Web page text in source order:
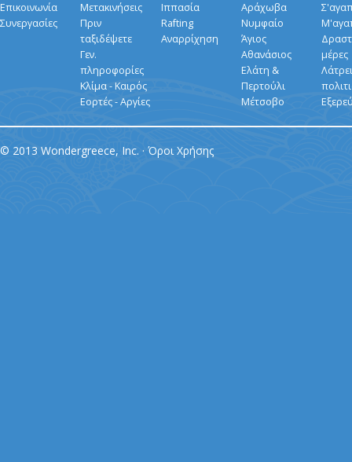
Επικοινωνία
Συνεργασίες
Μετακινήσεις
Πριν
ταξιδέψετε
Γεν.
πληροφορίες
Κλίμα - Καιρός
Εορτές - Αργίες
Ιππασία
Rafting
Αναρρίχηση
Αράχωβα
Νυμφαίο
Άγιος
Αθανάσιος
Ελάτη &
Περτούλι
Μέτσοβο
μέρες
© 2013 Wondergreece, Inc. · Όροι Χρήσης